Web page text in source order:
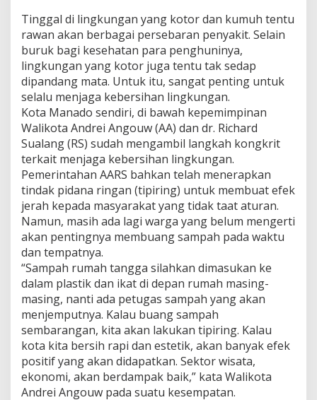
a
n
L
i
n
g
k
u
n
g
a
n
Tinggal di lingkungan yang kotor dan kumuh tentu
rawan akan berbagai persebaran penyakit. Selain
buruk bagi kesehatan para penghuninya,
lingkungan yang kotor juga tentu tak sedap
dipandang mata. Untuk itu, sangat penting untuk
selalu menjaga kebersihan lingkungan.
Kota Manado sendiri, di bawah kepemimpinan
Walikota Andrei Angouw (AA) dan dr. Richard
Sualang (RS) sudah mengambil langkah kongkrit
terkait menjaga kebersihan lingkungan.
Pemerintahan AARS bahkan telah menerapkan
tindak pidana ringan (tipiring) untuk membuat efek
jerah kepada masyarakat yang tidak taat aturan.
Namun, masih ada lagi warga yang belum mengerti
akan pentingnya membuang sampah pada waktu
dan tempatnya.
“Sampah rumah tangga silahkan dimasukan ke
dalam plastik dan ikat di depan rumah masing-
masing, nanti ada petugas sampah yang akan
menjemputnya. Kalau buang sampah
sembarangan, kita akan lakukan tipiring. Kalau
kota kita bersih rapi dan estetik, akan banyak efek
positif yang akan didapatkan. Sektor wisata,
ekonomi, akan berdampak baik,” kata Walikota
Andrei Angouw pada suatu kesempatan.